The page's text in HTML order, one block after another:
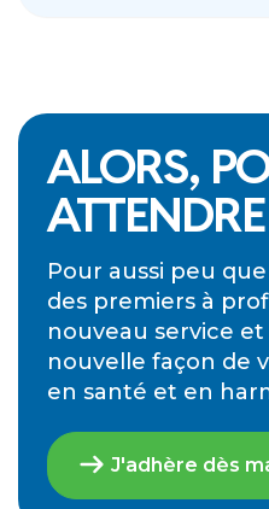
ALORS,
Pour aussi peu que
des premiers à
nouveau service
nouvelle façon de
en santé et en
J'adhère dès